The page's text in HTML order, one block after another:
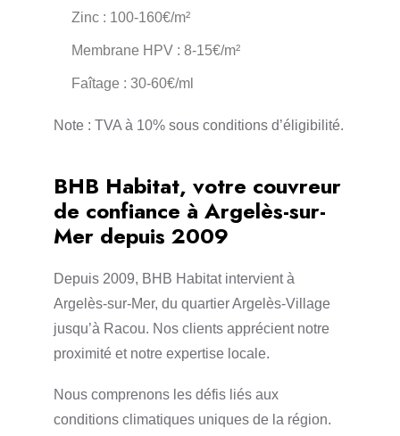
Zinc : 100-160€/m²
Membrane HPV : 8-15€/m²
Faîtage : 30-60€/ml
Note : TVA à 10% sous conditions d’éligibilité.
BHB Habitat, votre couvreur
de confiance à Argelès-sur-
Mer depuis 2009
Depuis 2009, BHB Habitat intervient à
Argelès-sur-Mer, du quartier Argelès-Village
jusqu’à Racou. Nos clients apprécient notre
proximité et notre expertise locale.
Nous comprenons les défis liés aux
conditions climatiques uniques de la région.